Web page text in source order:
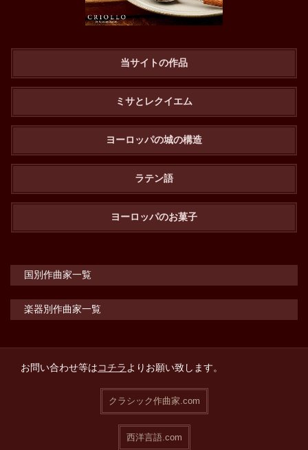
当サイトの作品
ミサとレクイエム
ヨーロッパの城の構造
ラテン語
ヨーロッパのお菓子
国別作曲家一覧
楽器別作曲家一覧
お問い合わせ等はコチラよりお願い致します。
クラシック作曲家.com
西洋言語.com